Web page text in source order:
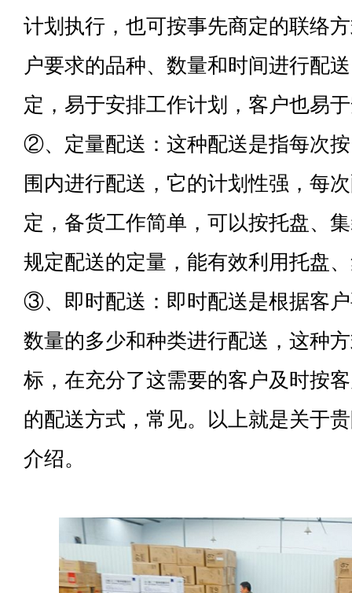
计划执行，也可按事先商定的联络
户要求的品种、数量和时间进行配
定，易于安排工作计划，客户也易
②、定量配送：这种配送是指每次
围内进行配送，它的计划性强，每
定，备货工作简单，可以按托盘、
规定配送的定量，能有效利用托盘
③、即时配送：即时配送是根据客
数量的多少和种类进行配送，这种
标，在充分了这需要的客户及时按
的配送方式，常见。以上就是关于
介绍。